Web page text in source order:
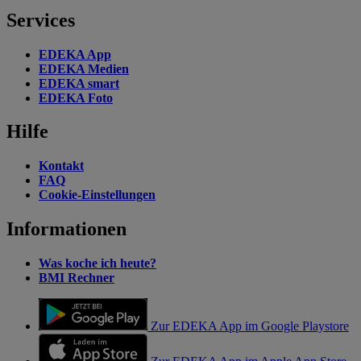
Services
EDEKA App
EDEKA Medien
EDEKA smart
EDEKA Foto
Hilfe
Kontakt
FAQ
Cookie-Einstellungen
Informationen
Was koche ich heute?
BMI Rechner
Zur EDEKA App im Google Playstore